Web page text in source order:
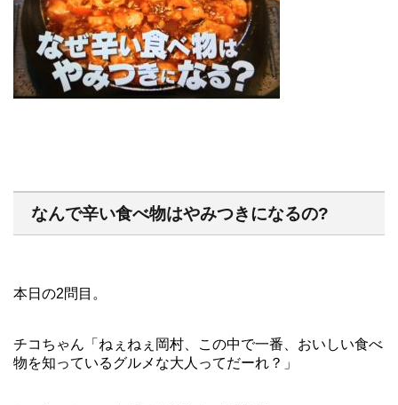
なんで辛い食べ物はやみつきになるの?
本日の2問目。
チコちゃん「ねぇねぇ岡村、この中で一番、おいしい食べ
物を知っているグルメな大人ってだーれ？」